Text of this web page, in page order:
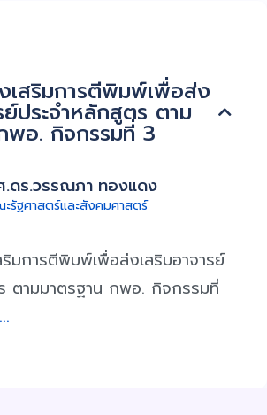
เสริมการตีพิมพ์เพื่อส่ง
ย์ประจำหลักสูตร ตาม
พอ. กิจกรรมที่ 3
.ดร.วรรณภา ทองแดง
รัฐศาสตร์และสังคมศาสตร์
มการตีพิมพ์เพื่อส่งเสริมอาจารย์
ตามมาตรฐาน กพอ. กิจกรรมที่